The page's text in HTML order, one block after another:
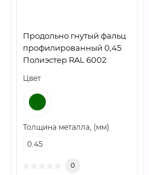
Продольно гнутый фальц
профилированный 0,45
Полиэстер RAL 6002
Цвет
Толщина металла, (мм)
0.45
0